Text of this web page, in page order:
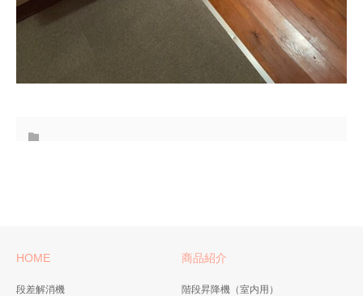
HOME
段差解消機
商品紹介
階段昇降機（室内用）